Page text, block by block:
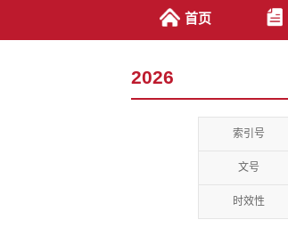
首页
2026
索引号
文号
时效性